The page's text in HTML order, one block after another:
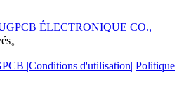
ÉLECTRONIQUE CO.,
。
|Conditions d'utilisation| Politique